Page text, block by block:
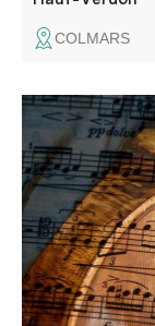
COLMARS
Concerts de